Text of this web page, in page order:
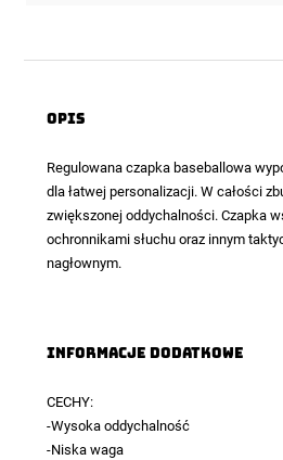
Opis
Regulowana czapka baseballowa
dla łatwej personalizacji. W całości
zwiększonej oddychalności. Czapka
ochronnikami słuchu oraz innym
nagłownym.
Informacje dodatkowe
CECHY:
-Wysoka oddychalność
-Niska waga